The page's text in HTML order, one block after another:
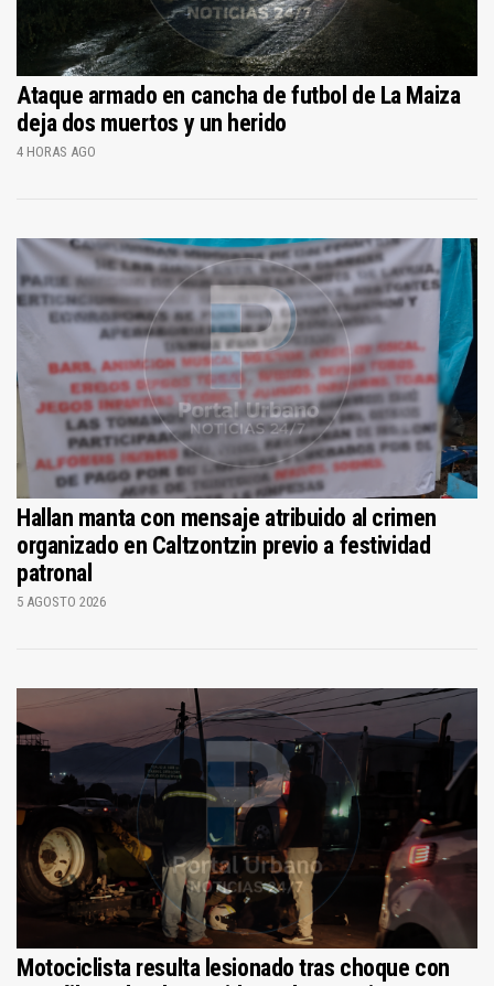
Ataque armado en cancha de futbol de La Maiza
deja dos muertos y un herido
4 HORAS AGO
Hallan manta con mensaje atribuido al crimen
organizado en Caltzontzin previo a festividad
patronal
5 AGOSTO 2026
Motociclista resulta lesionado tras choque con